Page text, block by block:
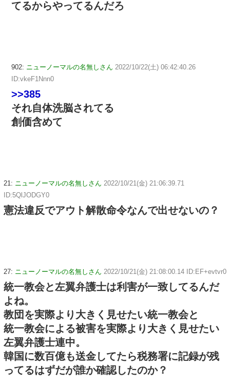
てるからやってるんだろ
902: ニューノーマルの名無しさん 2022/10/22(土) 06:42:40.26
ID:vkeF1Nnn0
>>385
それ自体洗脳されてる
創価含めて
21: ニューノーマルの名無しさん 2022/10/21(金) 21:06:39.71
ID:5QlJODGY0
憲法違反でアウト解散命令なんで出せないの？
27: ニューノーマルの名無しさん 2022/10/21(金) 21:08:00.14 ID:EF+evtvr0
統一教会と左翼弁護士は利害が一致してるんだ
よね。
教団を実際より大きく見せたい統一教会と
統一教会による被害を実際より大きく見せたい
左翼弁護士連中。
韓国に数百億も送金してたら税務署に記録が残
ってるはずだが誰か確認したのか？